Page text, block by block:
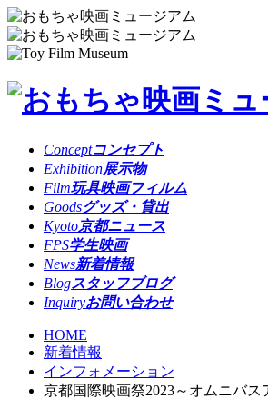
Conceptコンセプト
Exhibition展示物
Film玩具映画フィルム
Goodsグッズ・貸出
Kyoto京都ニュース
FPS学生映画
News新着情報
Blogスタッフブログ
Inquiryお問い合わせ
HOME
新着情報
インフォメーション
京都国際映画祭2023～オムニバ